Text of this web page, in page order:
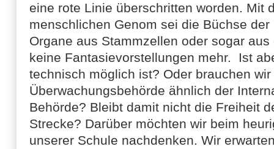
eine rote Linie überschritten worden. Mit
menschlichen Genom sei die Büchse
Organe aus Stammzellen oder sogar
keine Fantasievorstellungen mehr. Ist
technisch möglich ist? Oder brauchen
Überwachungsbehörde ähnlich der
Behörde? Bleibt damit nicht die Freiheit
Strecke? Darüber möchten wir beim
unserer Schule nachdenken. Wir